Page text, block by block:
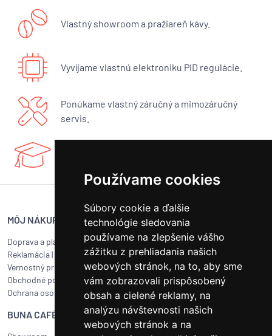
Používame cookies
Súbory cookie a ďalšie
technológie sledovania
používame na zlepšenie vášho
zážitku z prehliadania našich
webových stránok, na to, aby sme
vám zobrazovali prispôsobený
obsah a cielené reklamy, na
analýzu návštevnosti našich
webových stránok a na
Vlastný showroom a pražiareň kávy.
Vyvíjame vlastnú elektroniku PID regulácie.
Ponúkame vlastný záručný a mimozáručný
servis.
MÔJ NÁKUP
Doprava a platba
Reklamácia|
Vrátenie tovaru
Vernostný program
Obchodné podmienky
Ochrana osobných údajov
SERVIS BUNA CAFÉ
Servis kávovarov všetkých
značiek
Objednať servis
Ako pripraviť balík na prepravu?
Čistenie a údržba
BUNA CAFÉ RÝCHLY KONTAKT